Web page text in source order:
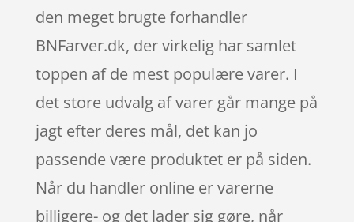
den meget brugte forhandler
BNFarver.dk, der virkelig har samlet
toppen af de mest populære varer. I
det store udvalg af varer går mange på
jagt efter deres mål, det kan jo
passende være produktet er på siden.
Når du handler online er varerne
billigere- og det lader sig gøre, når